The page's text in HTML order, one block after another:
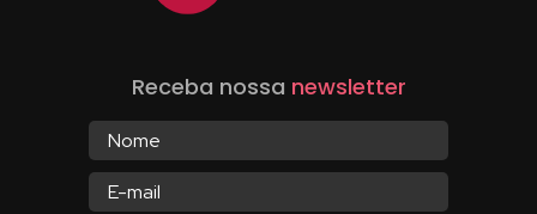
Receba nossa newsletter